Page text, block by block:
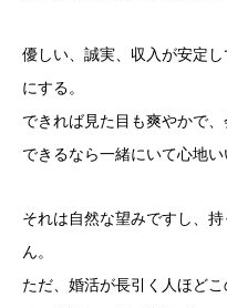
優しい、誠実、収入が安定
にする。
できれば見た目も爽やかで
できるなら一緒にいて心地い
それは自然な望みですし、
ん。
ただ、婚活が長引く人ほど